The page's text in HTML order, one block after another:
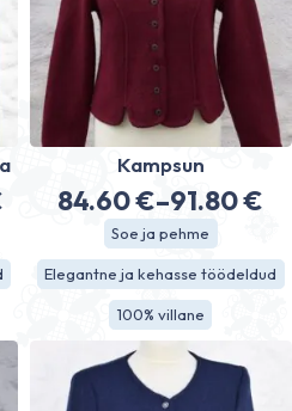
Kampsun
84.60€–91.80€
84.60 €
kuni
91.80 €
Soe ja pehme
Elegantne ja kehasse töödeldud
100% villane